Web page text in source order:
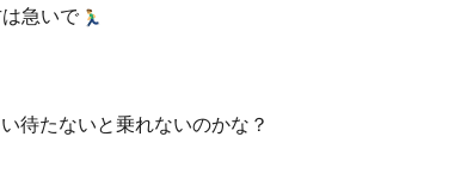
急いで
待たないと乗れないのかな？